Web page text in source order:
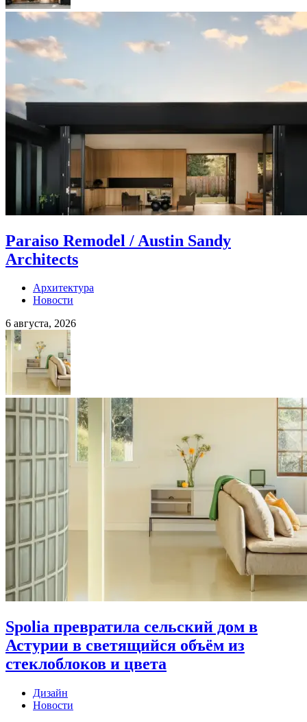
Paraiso Remodel / Austin Sandy
Architects
Архитектура
Новости
6 августа, 2026
Spolia превратила сельский дом в
Астурии в светящийся объём из
стеклоблоков и цвета
Дизайн
Новости